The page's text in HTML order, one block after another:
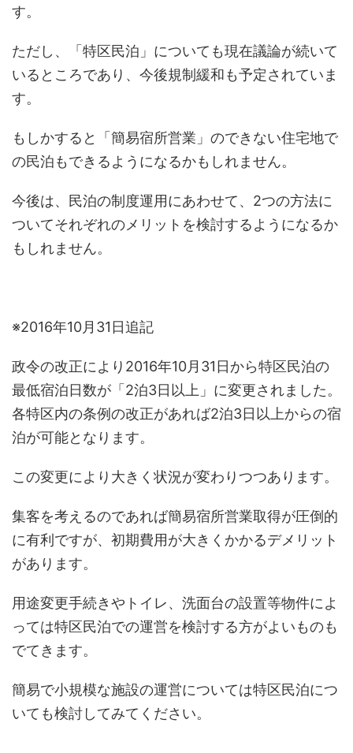
す。
ただし、「特区民泊」についても現在議論が続いて
いるところであり、今後規制緩和も予定されていま
す。
もしかすると「簡易宿所営業」のできない住宅地で
の民泊もできるようになるかもしれません。
今後は、民泊の制度運用にあわせて、2つの方法に
ついてそれぞれのメリットを検討するようになるか
もしれません。
※2016年10月31日追記
政令の改正により2016年10月31日から特区民泊の
最低宿泊日数が「2泊3日以上」に変更されました。
各特区内の条例の改正があれば2泊3日以上からの宿
泊が可能となります。
この変更により大きく状況が変わりつつあります。
集客を考えるのであれば簡易宿所営業取得が圧倒的
に有利ですが、初期費用が大きくかかるデメリット
があります。
用途変更手続きやトイレ、洗面台の設置等物件によ
っては特区民泊での運営を検討する方がよいものも
でてきます。
簡易で小規模な施設の運営については特区民泊につ
いても検討してみてください。